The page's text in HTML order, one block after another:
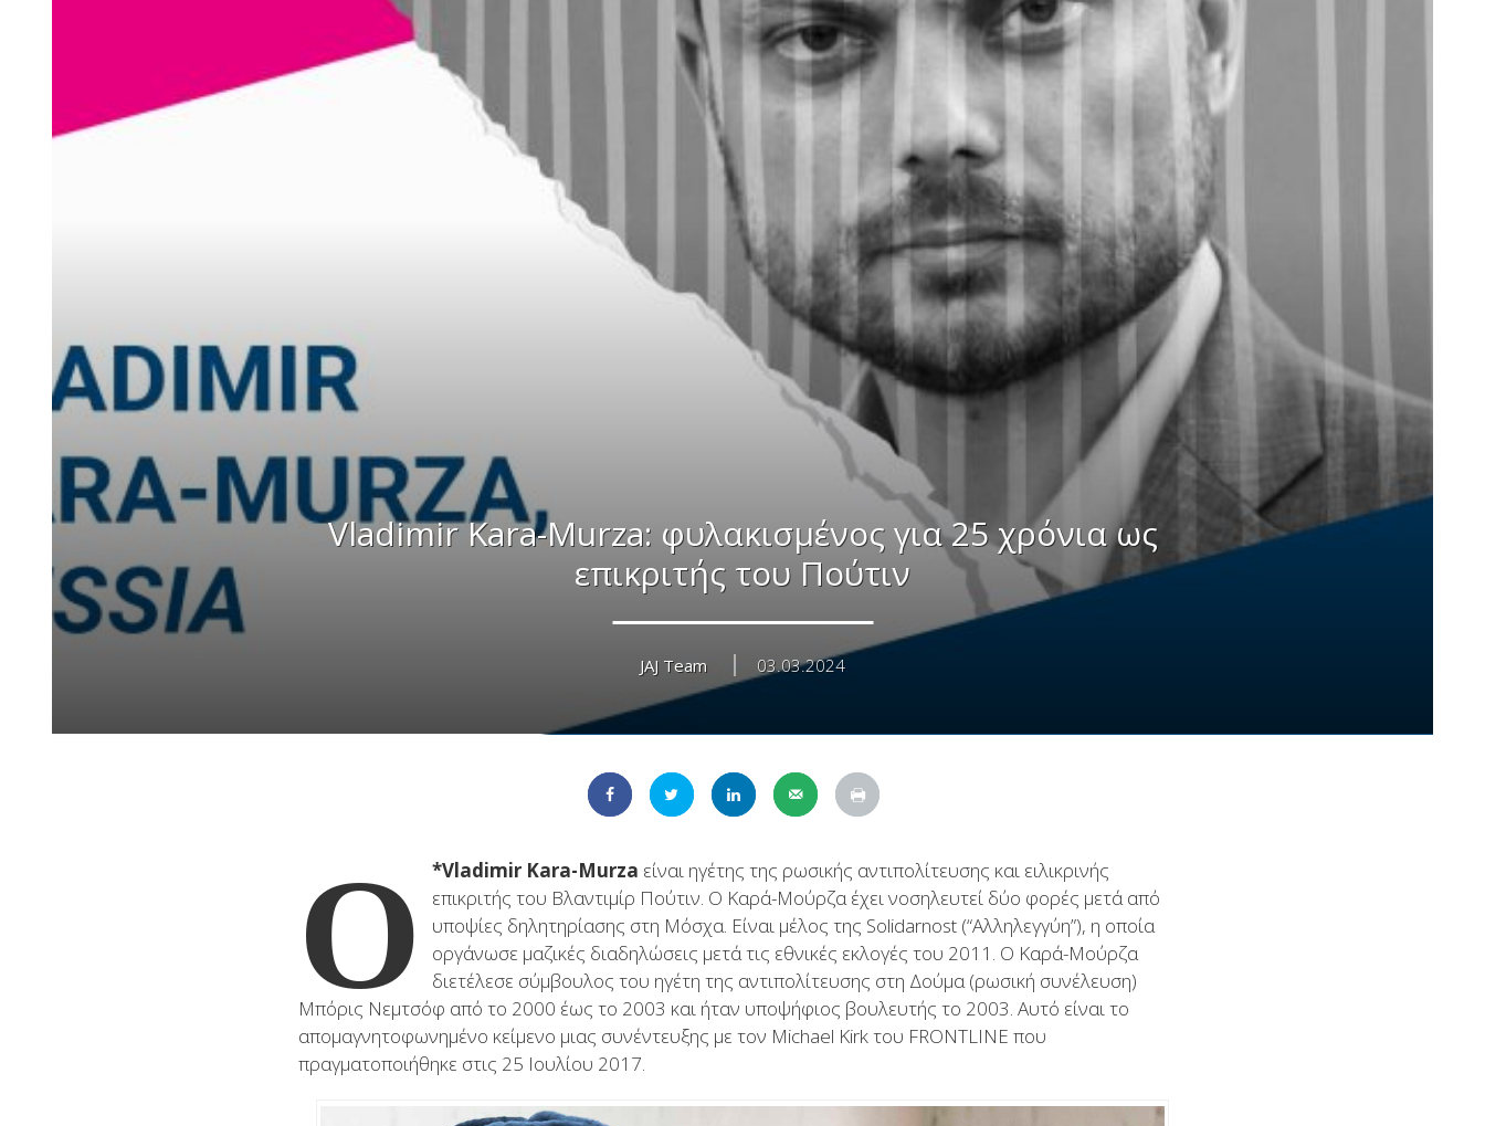
Vladimir Kara-Murza: φυλακισμένος για 25 χρόνια ως
επικριτής του Πούτιν
JAJ Team 03.03.2024
Ο *Vladimir Kara-Murza είναι ηγέτης της ρωσικής αντιπολίτευσης και ειλικρινής
επικριτής του Βλαντιμίρ Πούτιν. Ο Καρά-Μούρζα έχει νοσηλευτεί δύο φορές μετά από
υποψίες δηλητηρίασης στη Μόσχα. Είναι μέλος της Solidarnost (“Αλληλεγγύη”), η οποία
οργάνωσε μαζικές διαδηλώσεις μετά τις εθνικές εκλογές του 2011. Ο Καρά-Μούρζα
διετέλεσε σύμβουλος του ηγέτη της αντιπολίτευσης στη Δούμα (ρωσική συνέλευση)
Μπόρις Νεμτσόφ από το 2000 έως το 2003 και ήταν υποψήφιος βουλευτής το 2003. Αυτό είναι το
απομαγνητοφωνημένο κείμενο μιας συνέντευξης με τον Michael Kirk του FRONTLINE που
πραγματοποιήθηκε στις 25 Ιουλίου 2017.